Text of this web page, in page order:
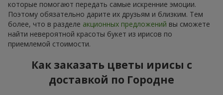
которые помогают передать самые искренние эмоции.
Поэтому обязательно дарите их друзьям и близким. Тем
более, что в разделе акционных предложений вы сможете
найти невероятной красоты букет из ирисов по
приемлемой стоимости.
Как заказать цветы ирисы с
доставкой по Городне